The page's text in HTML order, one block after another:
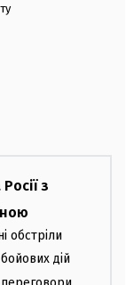
з
обстріли
дій